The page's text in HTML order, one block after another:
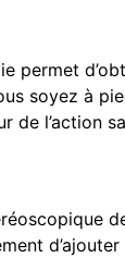
permet
soyez à
de l’action